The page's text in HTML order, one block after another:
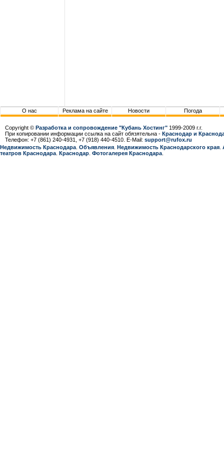
О нас Реклама на сайте Новости Погода
Copyright © Разработка и сопровождение "Кубань Хостинг" 1999-2009 г.г.
При копировании информации ссылка на сайт обязятельна - Краснодар и
Телефон: +7 (861) 240-4931, +7 (918) 440-4510. E-Mail: support@rufox.ru
Недвижимость Краснодара Объявления Недвижимость Краснодарcкого края
театров Краснодара Краснодар Фотогалерея Краснодара